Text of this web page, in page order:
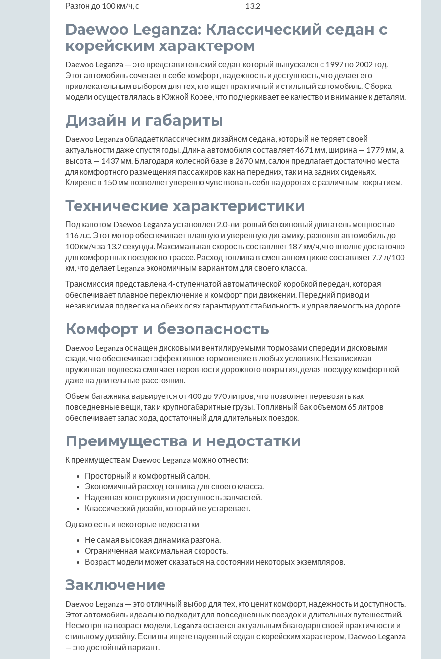
Разгон до 100 км/ч, с
13.2
Daewoo Leganza: Классический седан с
корейским характером
Daewoo Leganza — это представительский седан, который выпускался с 1997 по 2002 год.
Этот автомобиль сочетает в себе комфорт, надежность и доступность, что делает его
привлекательным выбором для тех, кто ищет практичный и стильный автомобиль. Сборка
модели осуществлялась в Южной Корее, что подчеркивает ее качество и внимание к деталям.
Дизайн и габариты
Daewoo Leganza обладает классическим дизайном седана, который не теряет своей
актуальности даже спустя годы. Длина автомобиля составляет 4671 мм, ширина — 1779 мм, а
высота — 1437 мм. Благодаря колесной базе в 2670 мм, салон предлагает достаточно места
для комфортного размещения пассажиров как на передних, так и на задних сиденьях.
Клиренс в 150 мм позволяет уверенно чувствовать себя на дорогах с различным покрытием.
Технические характеристики
Под капотом Daewoo Leganza установлен 2.0-литровый бензиновый двигатель мощностью
116 л.с. Этот мотор обеспечивает плавную и уверенную динамику, разгоняя автомобиль до
100 км/ч за 13.2 секунды. Максимальная скорость составляет 187 км/ч, что вполне достаточно
для комфортных поездок по трассе. Расход топлива в смешанном цикле составляет 7.7 л/100
км, что делает Leganza экономичным вариантом для своего класса.
Трансмиссия представлена 4-ступенчатой автоматической коробкой передач, которая
обеспечивает плавное переключение и комфорт при движении. Передний привод и
независимая подвеска на обеих осях гарантируют стабильность и управляемость на дороге.
Комфорт и безопасность
Daewoo Leganza оснащен дисковыми вентилируемыми тормозами спереди и дисковыми
сзади, что обеспечивает эффективное торможение в любых условиях. Независимая
пружинная подвеска смягчает неровности дорожного покрытия, делая поездку комфортной
даже на длительные расстояния.
Объем багажника варьируется от 400 до 970 литров, что позволяет перевозить как
повседневные вещи, так и крупногабаритные грузы. Топливный бак объемом 65 литров
обеспечивает запас хода, достаточный для длительных поездок.
Преимущества и недостатки
К преимуществам Daewoo Leganza можно отнести:
Просторный и комфортный салон.
Экономичный расход топлива для своего класса.
Надежная конструкция и доступность запчастей.
Классический дизайн, который не устаревает.
Однако есть и некоторые недостатки:
Не самая высокая динамика разгона.
Ограниченная максимальная скорость.
Возраст модели может сказаться на состоянии некоторых экземпляров.
Заключение
Daewoo Leganza — это отличный выбор для тех, кто ценит комфорт, надежность и доступность.
Этот автомобиль идеально подходит для повседневных поездок и длительных путешествий.
Несмотря на возраст модели, Leganza остается актуальным благодаря своей практичности и
стильному дизайну. Если вы ищете надежный седан с корейским характером, Daewoo Leganza
— это достойный вариант.